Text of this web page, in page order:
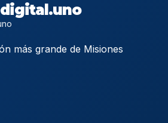
más grande de Misiones